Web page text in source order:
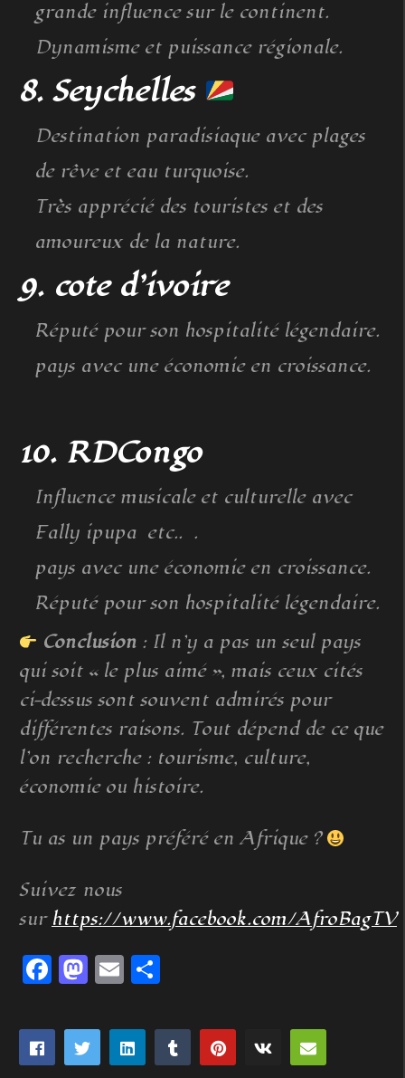
grande influence sur le continent.
Dynamisme et puissance régionale.
8. Seychelles
Destination paradisiaque avec plages
de rêve et eau turquoise.
Très apprécié des touristes et des
amoureux de la nature.
9. cote d’ivoire
Réputé pour son hospitalité légendaire.
pays avec une économie en croissance.
10. RDCongo
Influence musicale et culturelle avec
Fally ipupa etc.. .
pays avec une économie en croissance.
Réputé pour son hospitalité légendaire.
Conclusion: Il n’y a pas un seul pays
qui soit « le plus aimé », mais ceux cités
ci-dessus sont souvent admirés pour
différentes raisons. Tout dépend de ce que
l’on recherche : tourisme, culture,
économie ou histoire.
Tu as un pays préféré en Afrique ?
Suivez nous
sur https://www.facebook.com/AfroBagTV
Facebook
Mastodon
Email